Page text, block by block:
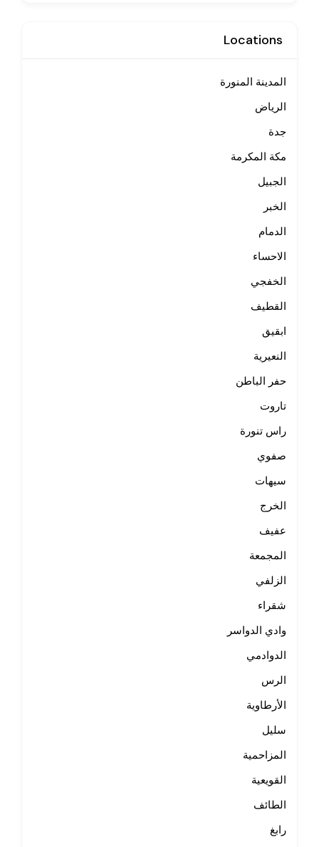
Locations
المدينة المنورة
الرياض
جدة
مكة المكرمة
الجبيل
الخبر
الدمام
الاحساء
الخفجي
القطيف
ابقيق
النعيرية
حفر الباطن
تاروت
راس تنورة
صفوي
سيهات
الخرج
عفيف
المجمعة
الزلفي
شقراء
وادي الدواسر
الدوادمي
الرس
الأرطاوية
سليل
المزاحمية
القويعية
الطائف
رابغ